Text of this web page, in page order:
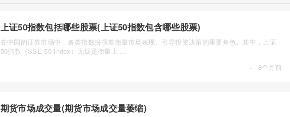
上证50指数包括哪些股票(上证50指数包含哪些股票)
在中国的证券市场中，各类指数扮演着衡量市场表现、引导投资决策的重要角色。其中，上证
50指数（SSE 50 Index）无疑是衡量上 ...
· 8个月前
期货市场成交量(期货市场成交量萎缩)